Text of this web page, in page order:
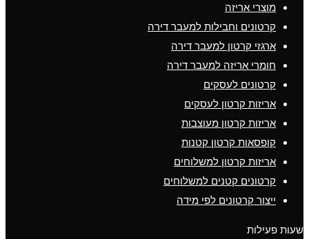
מוצרי אריזה
קרטונים וחבילות למעבר דירה
ארגזי קרטון למעבר דירה
חומרי אריזה למעבר דירה
קרטונים לעסקים
אריזות קרטון לעסקים
אריזות קרטון מעוצבות
קופסאות קרטון קטנות
אריזות קרטון למשלוחים
קרטונים קטנים למשלוחים
ייצור קרטונים לפי מידה
שעות פעילות